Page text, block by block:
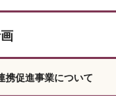
携促進事業について